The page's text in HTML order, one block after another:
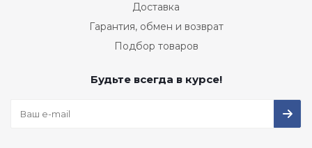
Доставка
Гарантия, обмен и возврат
Подбор товаров
Будьте всегда в курсе!